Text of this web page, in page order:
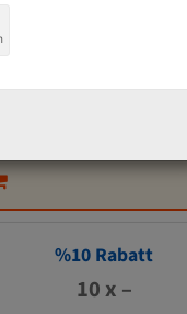
%10 Rabatt
10 x –